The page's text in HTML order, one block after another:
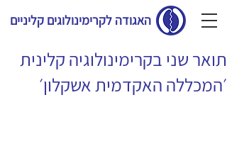
האגודה לקרימינולוגים קליניים
תואר שני בקרימינולוגיה קלינית
׳המכללה האקדמית אשקלון׳